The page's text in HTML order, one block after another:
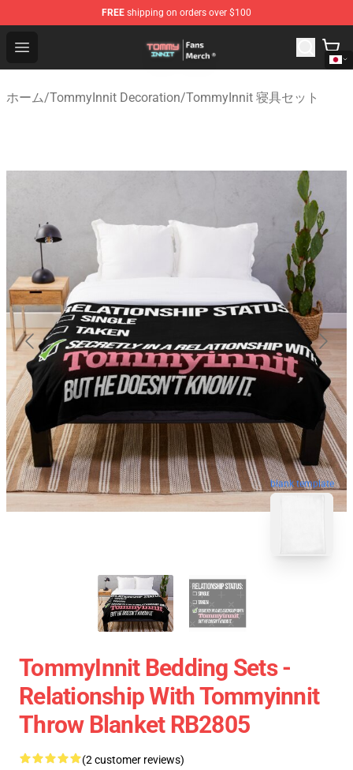
FREE shipping on orders over $100
Open menu
TommyInnit Store - Official TommyInnit Merchandise
ホーム/TommyInnit Decoration/TommyInnit 寝具セット
blank template
TommyInnit Bedding Sets -
Relationship With Tommyinnit
Throw Blanket RB2805
(2 customer reviews)